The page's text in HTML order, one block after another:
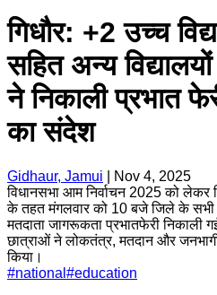
गिधौर: +2 उच्च
सहित अन्य
ने निकाली प्रभात
का संदेश
Gidhaur, Jamui
Nov 4, 2025
विधानसभा आम निर्वाचन 2025 को लेकर
के तहत मंगलवार को 10 बजे जिले के सभी
मतदाता जागरूकता प्रभातफेरी निकाली
छात्राओं ने लोकतंत्र, मतदान और
किया।
#national #education